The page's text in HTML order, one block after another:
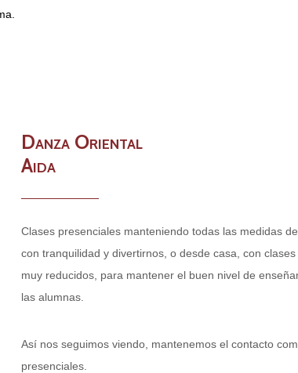
Danza Oriental
Aida
Clases presenciales manteniendo todas las medidas
con tranquilidad y divertirnos, o desde casa, con
muy reducidos, para mantener el buen nivel de
las alumnas.
Así nos seguimos viendo, mantenemos el contacto
presenciales.